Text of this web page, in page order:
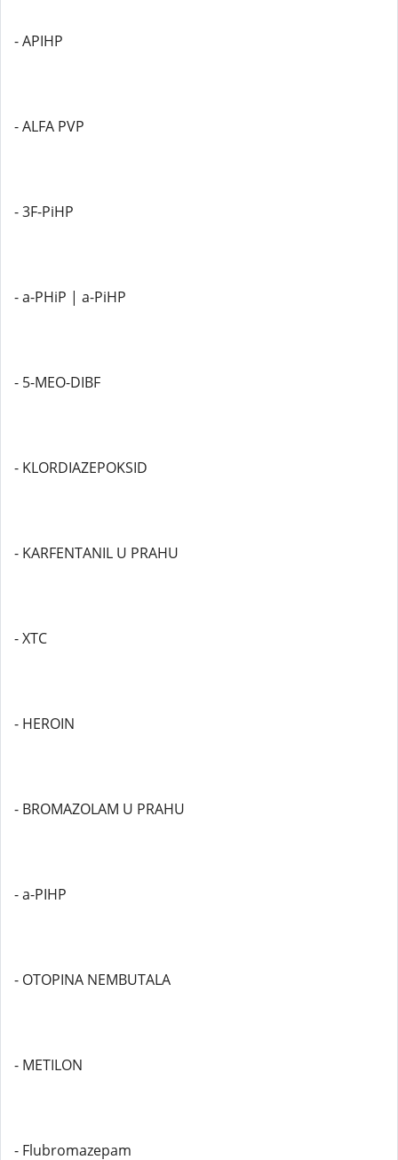
- APIHP
- ALFA PVP
- 3F-PiHP
- a-PHiP | a-PiHP
- 5-MEO-DIBF
- KLORDIAZEPOKSID
- KARFENTANIL U PRAHU
- XTC
- HEROIN
- BROMAZOLAM U PRAHU
- a-PIHP
- OTOPINA NEMBUTALA
- METILON
- Flubromazepam